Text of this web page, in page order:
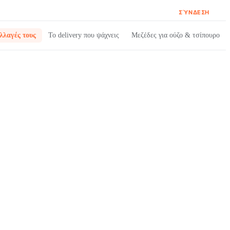
ΣΎΝΔΕΣΗ
τους Το delivery που ψάχνεις Μεζέδες για ούζο & τσίπουρο